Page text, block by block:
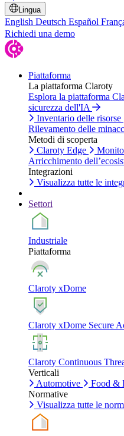
Lingua
English Deutsch Español
Richiedi una demo
Piattaforma
La piattaforma Claroty
Esplora la piattaforma
sicurezza dell'IA
Inventario delle risorse
Rilevamento delle
Metodi di scoperta
Claroty Edge
Arricchimento
Integrazioni
Visualizza tutte le
Settori
Industriale
Piattaforma
Claroty xDome
Claroty xDome Secure
Claroty Continuous
Verticali
Automotive
Food &
Normative
Visualizza tutte le